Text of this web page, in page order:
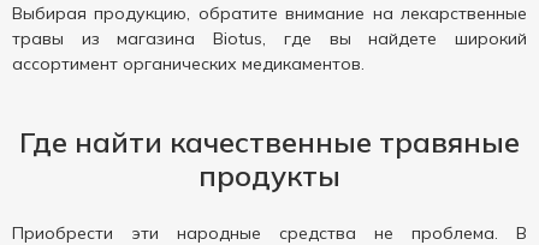
Выбирая продукцию, обратите внимание на лекарственные
травы из магазина Biotus, где вы найдете широкий
ассортимент органических медикаментов.
Где найти качественные травяные
продукты
Приобрести эти народные средства не проблема. В